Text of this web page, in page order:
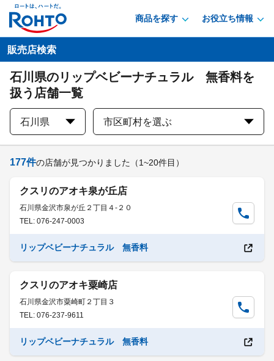
商品を探す お役立ち情報
販売店検索
石川県のリップベビーナチュラル 無香料を
扱う店舗一覧
石川県 市区町村を選ぶ
177件の店舗が見つかりました （1~20件目）
クスリのアオキ泉が丘店
石川県金沢市泉が丘２丁目４-２０
TEL: 076-247-0003
リップベビーナチュラル 無香料
クスリのアオキ粟崎店
石川県金沢市粟崎町２丁目３
TEL: 076-237-9611
リップベビーナチュラル 無香料